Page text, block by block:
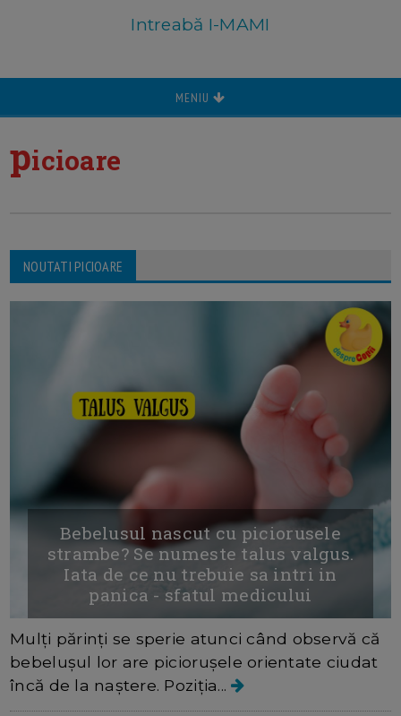
Intreabă I-MAMI
MENIU
picioare
NOUTATI PICIOARE
Bebelusul nascut cu piciorusele
strambe? Se numeste talus valgus.
Iata de ce nu trebuie sa intri in
panica - sfatul medicului
Mulți părinți se sperie atunci când observă că
bebelușul lor are piciorușele orientate ciudat
încă de la naștere. Poziția...